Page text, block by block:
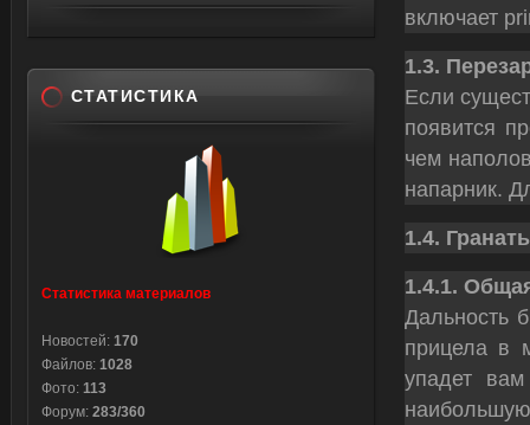
включает
1.3.
Если
появится
чем
напарник.
1.4.
1.4.1.
Дальность
прицела в
упадет
СТАТИСТИКА
Статистика материалов
Новостей: 170
Файлов: 1028
Фото: 113
Форум: 283/360